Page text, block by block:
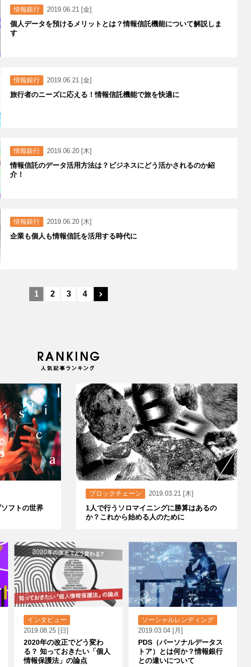
情報銀行 2019.06.21 [金]
個人データを預けるメリットとは？情報信託機能について解説しま
す
情報銀行 2019.06.21 [金]
旅行者のニーズに応える！情報信託機能で旅を快適に
情報銀行 2019.06.20 [木]
情報信託のデータ活用方法は？ビジネスにどう活かされるのか紹
介！
情報銀行 2019.06.20 [木]
企業も個人も情報信託を活用する時代に
1 2 3 4
フトの世界
ブロックチェーン 2019.03.21 [木]
1人で行うソロマイニングに勝算はあるの
か？これから始める人のために
インタビュー
2019.08.25 [日]
2020年の改正でどう変わ
る？ 知っておきたい「個人
情報保護法」の論点
ソーシャルレンディング
2019.03.04 [月]
PDS（パーソナルデータス
トア）とは何か？情報銀行
との違いについて